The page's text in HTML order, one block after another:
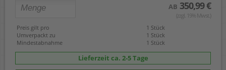
AB 350,99 €
(zzgl. 19% Mwst.)
Preis gilt pro
1 Stück
Umverpackt zu
1 Stück
Mindestabnahme
1 Stück
Lieferzeit ca. 2-5 Tage